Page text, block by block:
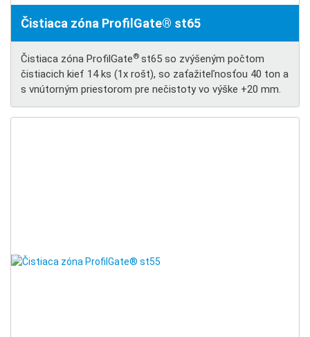
Čistiaca zóna ProfilGate® st65
Čistiaca zóna ProfilGate® st65 so zvýšeným počtom
čistiacich kief 14 ks (1x rošt), so zaťažiteľnosťou 40 ton a
s vnútorným priestorom pre nečistoty vo výške +20 mm.